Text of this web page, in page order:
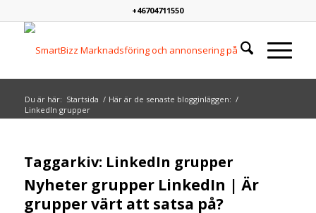
+46704711550
Du är här: Startsida / Här är de senaste blogginläggen: /
LinkedIn grupper
Taggarkiv: LinkedIn grupper
Nyheter grupper LinkedIn | Är
grupper värt att satsa på?